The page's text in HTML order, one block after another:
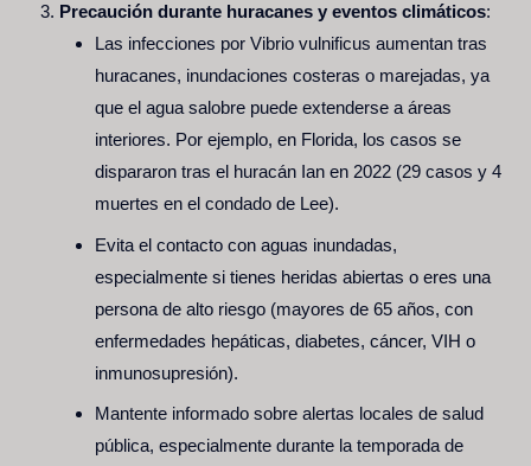
Precaución durante huracanes y eventos climáticos:
Las infecciones por Vibrio vulnificus aumentan tras
huracanes, inundaciones costeras o marejadas, ya
que el agua salobre puede extenderse a áreas
interiores. Por ejemplo, en Florida, los casos se
dispararon tras el huracán Ian en 2022 (29 casos y 4
muertes en el condado de Lee).
Evita el contacto con aguas inundadas,
especialmente si tienes heridas abiertas o eres una
persona de alto riesgo (mayores de 65 años, con
enfermedades hepáticas, diabetes, cáncer, VIH o
inmunosupresión).
Mantente informado sobre alertas locales de salud
pública, especialmente durante la temporada de